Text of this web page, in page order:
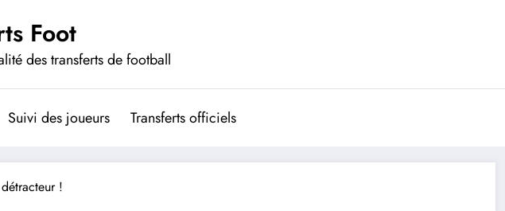
Foot
des transferts de football
Suivi des joueurs Transferts officiels
!